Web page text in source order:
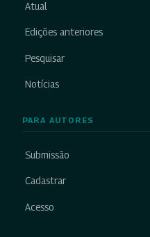
Atual
Edições anteriores
Pesquisar
Notícias
PARA AUTORES
Submissão
Cadastrar
Acesso